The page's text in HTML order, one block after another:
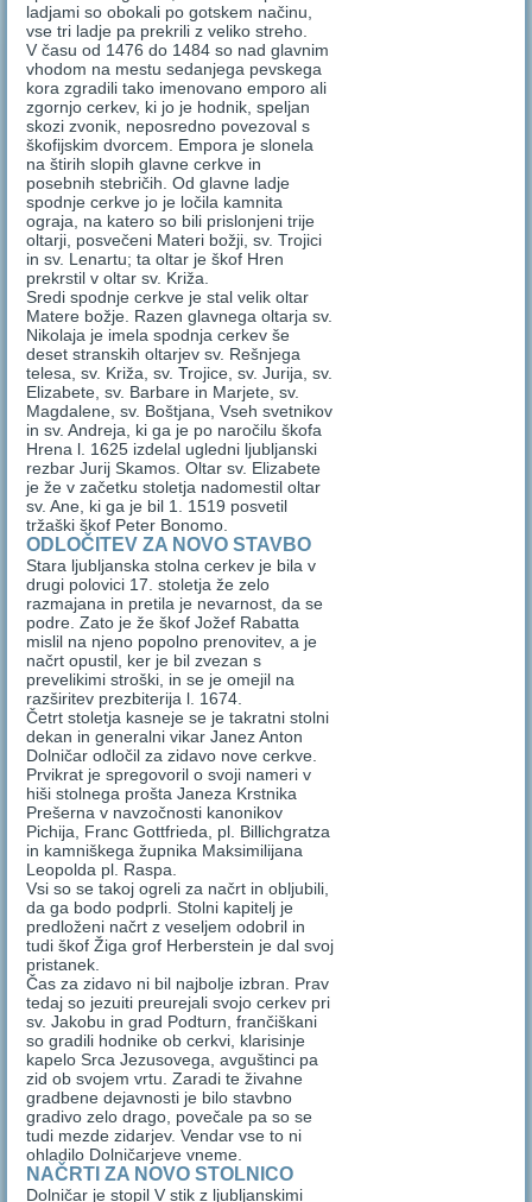
ladjami so obokali po gotskem načinu,
vse tri ladje pa prekrili z veliko streho.
V času od 1476 do 1484 so nad glavnim
vhodom na mestu sedanjega pevskega
kora zgradili tako imenovano emporo ali
zgornjo cerkev, ki jo je hodnik, speljan
skozi zvonik, neposredno povezoval s
škofijskim dvorcem. Empora je slonela
na štirih slopih glavne cerkve in
posebnih stebričih. Od glavne ladje
spodnje cerkve jo je ločila kamnita
ograja, na katero so bili prislonjeni trije
oltarji, posvečeni Materi božji, sv. Trojici
in sv. Lenartu; ta oltar je škof Hren
prekrstil v oltar sv. Križa.
Sredi spodnje cerkve je stal velik oltar
Matere božje. Razen glavnega oltarja sv.
Nikolaja je imela spodnja cerkev še
deset stranskih oltarjev sv. Rešnjega
telesa, sv. Križa, sv. Trojice, sv. Jurija, sv.
Elizabete, sv. Barbare in Marjete, sv.
Magdalene, sv. Boštjana, Vseh svetnikov
in sv. Andreja, ki ga je po naročilu škofa
Hrena l. 1625 izdelal ugledni ljubljanski
rezbar Jurij Skamos. Oltar sv. Elizabete
je že v začetku stoletja nadomestil oltar
sv. Ane, ki ga je bil 1. 1519 posvetil
tržaški škof Peter Bonomo.
ODLOČITEV ZA NOVO STAVBO
Stara ljubljanska stolna cerkev je bila v
drugi polovici 17. stoletja že zelo
razmajana in pretila je nevarnost, da se
podre. Zato je že škof Jožef Rabatta
mislil na njeno popolno prenovitev, a je
načrt opustil, ker je bil zvezan s
prevelikimi stroški, in se je omejil na
razširitev prezbiterija l. 1674.
Četrt stoletja kasneje se je takratni stolni
dekan in generalni vikar Janez Anton
Dolničar odločil za zidavo nove cerkve.
Prvikrat je spregovoril o svoji nameri v
hiši stolnega prošta Janeza Krstnika
Prešerna v navzočnosti kanonikov
Pichija, Franc Gottfrieda, pl. Billichgratza
in kamniškega župnika Maksimilijana
Leopolda pl. Raspa.
Vsi so se takoj ogreli za načrt in obljubili,
da ga bodo podprli. Stolni kapitelj je
predloženi načrt z veseljem odobril in
tudi škof Žiga grof Herberstein je dal svoj
pristanek.
Čas za zidavo ni bil najbolje izbran. Prav
tedaj so jezuiti preurejali svojo cerkev pri
sv. Jakobu in grad Podturn, frančiškani
so gradili hodnike ob cerkvi, klarisinje
kapelo Srca Jezusovega, avguštinci pa
zid ob svojem vrtu. Zaradi te živahne
gradbene dejavnosti je bilo stavbno
gradivo zelo drago, povečale pa so se
tudi mezde zidarjev. Vendar vse to ni
ohladilo Dolničarjeve vneme.
NAČRTI ZA NOVO STOLNICO
Dolničar je stopil V stik z ljubljanskimi